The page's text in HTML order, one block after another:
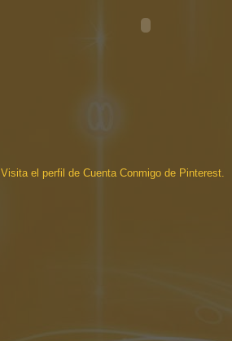
Visita el perfil de Cuenta Conmigo de Pinterest.